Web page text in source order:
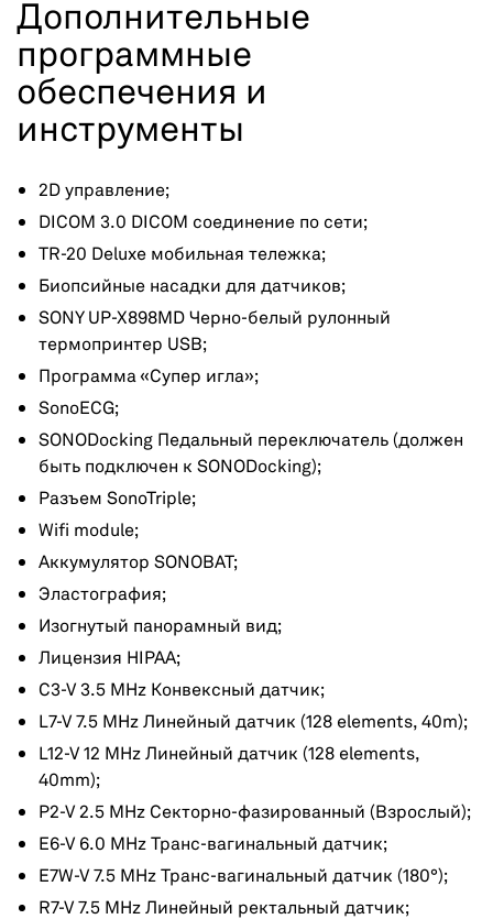
Дополнительные
программные
обеспечения и
инструменты
2D управление;
DICOM 3.0 DICOM соединение по сети;
TR-20 Deluxe мобильная тележка;
Биопсийные насадки для датчиков;
SONY UP-X898MD Черно-белый рулонный
термопринтер USB;
Программа «Супер игла»;
SonoECG;
SONODocking Педальный переключатель (должен
быть подключен к SONODocking);
Разъем SonoTriple;
Wifi module;
Аккумулятор SONOBAT;
Эластография;
Изогнутый панорамный вид;
Лицензия HIPAA;
C3-V 3.5 MHz Конвексный датчик;
L7-V 7.5 MHz Линейный датчик (128 elements, 40m);
L12-V 12 MHz Линейный датчик (128 elements,
40mm);
P2-V 2.5 MHz Секторно-фазированный (Взрослый);
E6-V 6.0 MHz Транс-вагинальный датчик;
E7W-V 7.5 MHz Транс-вагинальный датчик (180°);
R7-V 7.5 MHz Линейный ректальный датчик;